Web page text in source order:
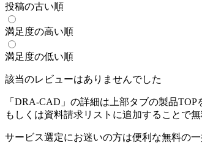
投稿の古い順
満足度の高い順
満足度の低い順
該当のレビューはありませんでした
「 DRA-CAD 」の詳細は上部タブの製品TOP
もしくは資料請求リストに追加することで
サービス選定にお迷いの方は便利な無料の